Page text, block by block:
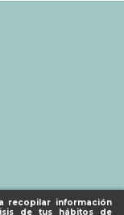
recopilar información
de tus hábitos de